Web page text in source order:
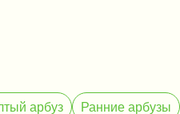
арбуз Ранние арбузы